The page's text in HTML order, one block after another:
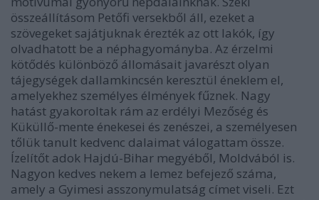
összeállításom Petőfi versekből áll, ezeket a
szövegeket sajátjuknak érezték az ott lakók, így
olvadhatott be a néphagyományba. Az érzelmi
kötődés különböző állomásait javarészt olyan
tájegységek dallamkincsén keresztül éneklem el,
amelyekhez személyes élmények fűznek. Nagy
hatást gyakoroltak rám az erdélyi Mezőség és
Küküllő-mente énekesei és zenészei, a személyesen
tőlük tanult kedvenc dalaimat válogattam össze.
Ízelítőt adok Hajdú-Bihar megyéből, Moldvából is.
Nagyon kedves nekem a lemez befejező száma,
amely a Gyimesi asszonymulatság címet viseli. Ezt